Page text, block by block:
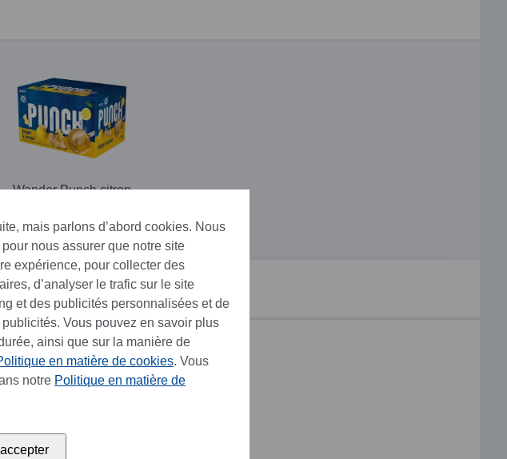
Wander Punch citron
33.90 CHF
mais parlons d’abord cookies. Nous
nous assurer que notre site
expérience, pour collecter des
d’analyser le trafic sur le site
et des publicités personnalisées et de
Vous pouvez en savoir plus
ainsi que sur la manière de
en matière de cookies. Vous
notre Politique en matière de